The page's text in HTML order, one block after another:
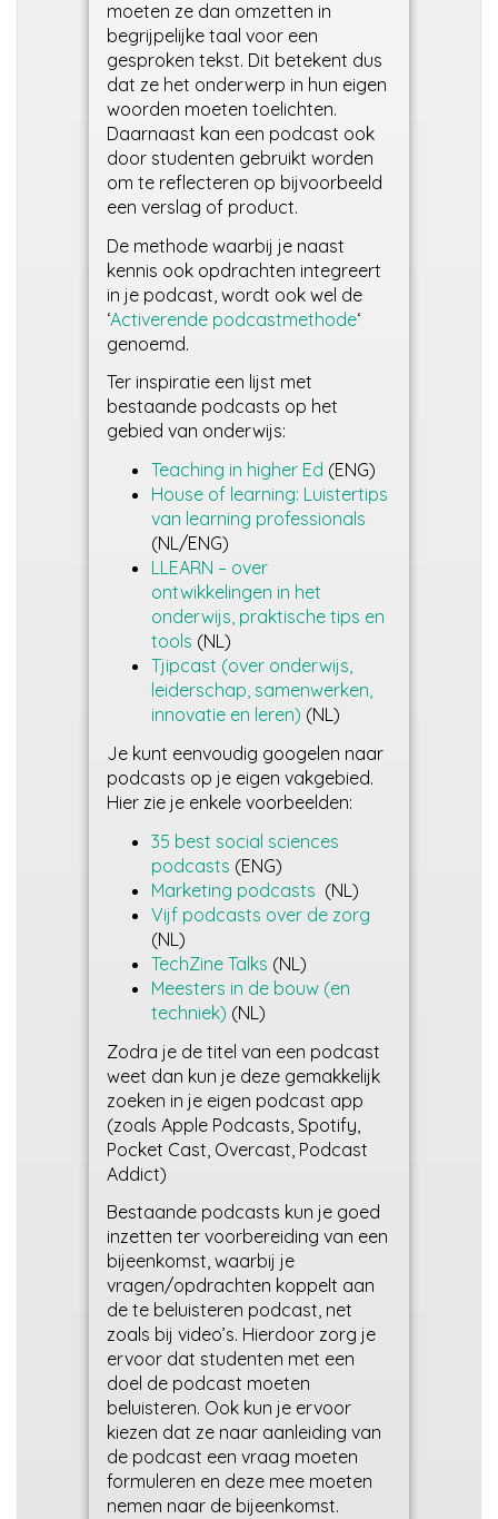
moeten ze dan omzetten in
begrijpelijke taal voor een
gesproken tekst. Dit betekent dus
dat ze het onderwerp in hun eigen
woorden moeten toelichten.
Daarnaast kan een podcast ook
door studenten gebruikt worden
om te reflecteren op bijvoorbeeld
een verslag of product.
De methode waarbij je naast
kennis ook opdrachten integreert
in je podcast, wordt ook wel de
‘Activerende podcastmethode‘
genoemd.
Ter inspiratie een lijst met
bestaande podcasts op het
gebied van onderwijs:
Teaching in higher Ed (ENG)
House of learning: Luistertips
van learning professionals
(NL/ENG)
LLEARN – over
ontwikkelingen in het
onderwijs, praktische tips en
tools (NL)
Tjipcast (over onderwijs,
leiderschap, samenwerken,
innovatie en leren) (NL)
Je kunt eenvoudig googelen naar
podcasts op je eigen vakgebied.
Hier zie je enkele voorbeelden:
35 best social sciences
podcasts (ENG)
Marketing podcasts (NL)
Vijf podcasts over de zorg
(NL)
TechZine Talks (NL)
Meesters in de bouw (en
techniek) (NL)
Zodra je de titel van een podcast
weet dan kun je deze gemakkelijk
zoeken in je eigen podcast app
(zoals Apple Podcasts, Spotify,
Pocket Cast, Overcast, Podcast
Addict)
Bestaande podcasts kun je goed
inzetten ter voorbereiding van een
bijeenkomst, waarbij je
vragen/opdrachten koppelt aan
de te beluisteren podcast, net
zoals bij video’s. Hierdoor zorg je
ervoor dat studenten met een
doel de podcast moeten
beluisteren. Ook kun je ervoor
kiezen dat ze naar aanleiding van
de podcast een vraag moeten
formuleren en deze mee moeten
nemen naar de bijeenkomst.